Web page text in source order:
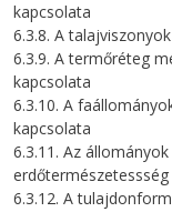
kapcsolata
6.3.8. A
6.3.9. A termőréteg
kapcsolata
6.3.10. A
kapcsolata
6.3.11. Az
6.3.12. A